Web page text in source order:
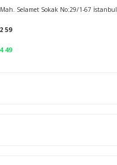
Selamet Sokak No:29/1-67 İstanbul
59
49